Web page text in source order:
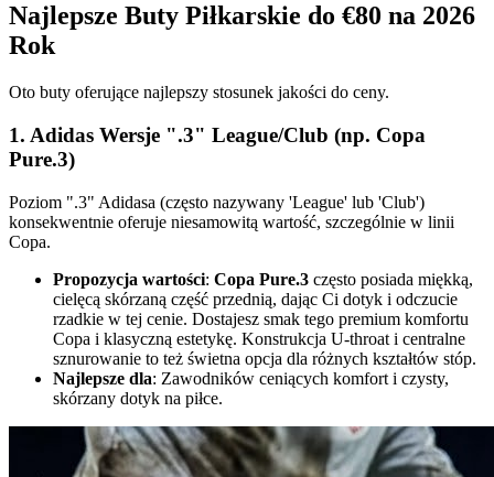
Najlepsze Buty Piłkarskie do €80 na 2026
Rok
Oto buty oferujące najlepszy stosunek jakości do ceny.
1. Adidas Wersje ".3" League/Club (np. Copa
Pure.3)
Poziom ".3" Adidasa (często nazywany 'League' lub 'Club')
konsekwentnie oferuje niesamowitą wartość, szczególnie w linii
Copa.
Propozycja wartości: Copa Pure.3 często posiada miękką,
cielęcą skórzaną część przednią, dając Ci dotyk i odczucie
rzadkie w tej cenie. Dostajesz smak tego premium komfortu
Copa i klasyczną estetykę. Konstrukcja U-throat i centralne
sznurowanie to też świetna opcja dla różnych kształtów stóp.
Najlepsze dla: Zawodników ceniących komfort i czysty,
skórzany dotyk na piłce.